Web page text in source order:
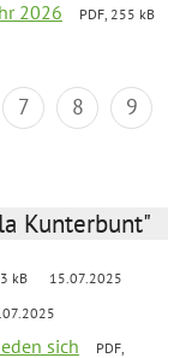
2026
PDF, 255 kB
7 8
9
Kunterbunt"
kB 15.07.2025
sich PDF,